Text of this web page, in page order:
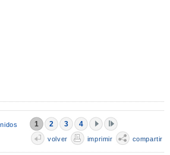
1 2 3 4
volver imprimir compartir